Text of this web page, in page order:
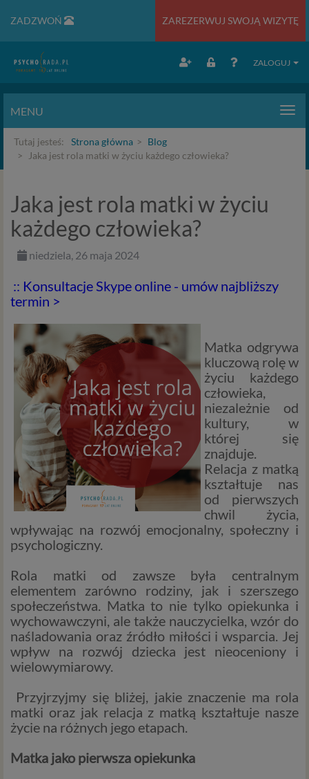
ZADZWOŃ ZAREZERWUJ SWOJĄ WIZYTĘ
ZALOGUJ
MENU
Tutaj jesteś: Strona główna
Blog
Jaka jest rola matki w życiu każdego człowieka?
Jaka jest rola matki w życiu
każdego człowieka?
niedziela, 26 maja 2024
:: Konsultacje Skype online - umów najbliższy
termin >
Matka odgrywa
kluczową rolę w
życiu każdego
człowieka,
niezależnie od
kultury, w
której się
znajduje.
Relacja z matką
kształtuje nas
od pierwszych
chwil życia,
wpływając na rozwój emocjonalny, społeczny i
psychologiczny.
Rola matki od zawsze była centralnym
elementem zarówno rodziny, jak i szerszego
społeczeństwa. Matka to nie tylko opiekunka i
wychowawczyni, ale także nauczycielka, wzór do
naśladowania oraz źródło miłości i wsparcia. Jej
wpływ na rozwój dziecka jest nieoceniony i
wielowymiarowy.
Przyjrzyjmy się bliżej, jakie znaczenie ma rola
matki oraz jak relacja z matką kształtuje nasze
życie na różnych jego etapach.
Matka jako pierwsza opiekunka